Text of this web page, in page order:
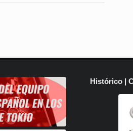
Histórico |